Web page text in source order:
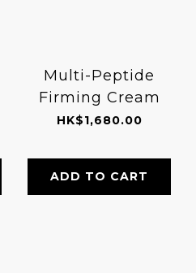
Multi-Peptide
Firming Cream
HK$1,680.00
ADD TO CART